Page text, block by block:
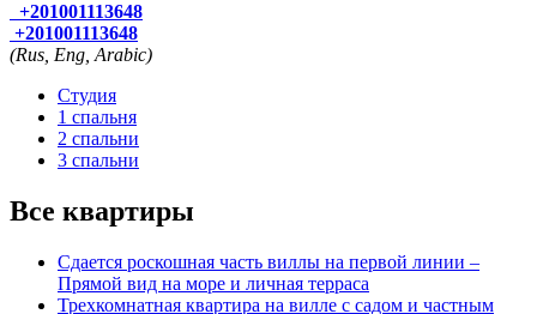
+201001113648
+201001113648
(Rus, Eng, Arabic)
Студия
1 спальня
2 спальни
3 спальни
Все квартиры
Сдается роскошная часть виллы на первой линии –
Прямой вид на море и личная терраса
Трехкомнатная квартира на вилле с садом и частным